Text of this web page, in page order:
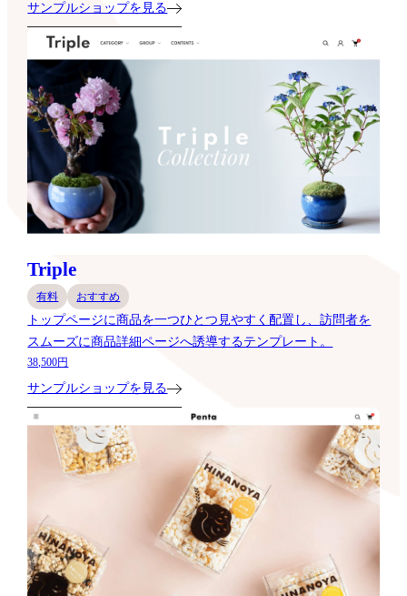
サンプルショップを見る
Triple
有料 おすすめ
トップページに商品を一つひとつ見やすく配置し、訪問者を
スムーズに商品詳細ページへ誘導するテンプレート。
38,500円
サンプルショップを見る